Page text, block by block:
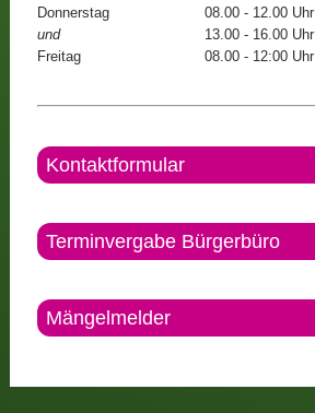
Donnerstag
08.00 - 12.00 Uhr
und
13.00 - 16.00 Uhr
Freitag
08.00 - 12:00 Uhr
Kontaktformular
Terminvergabe Bürgerbüro
Mängelmelder